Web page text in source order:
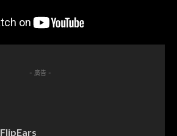
- 廣告 -
FlipEars